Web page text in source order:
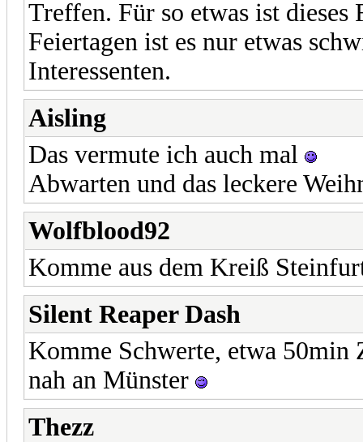
Treffen. Für so etwas ist dieses
Feiertagen ist es nur etwas
Interessenten.
Aisling
Das vermute ich auch mal
Abwarten und das leckere
Wolfblood92
Komme aus dem Kreiß
Silent Reaper Dash
Komme Schwerte, etwa 50min
nah an Münster
Thezz